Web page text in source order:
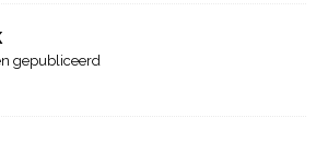
gepubliceerd